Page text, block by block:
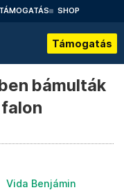
TÁMOGATÁS SHOP
Támogatás
bámulták
Vida Benjámin